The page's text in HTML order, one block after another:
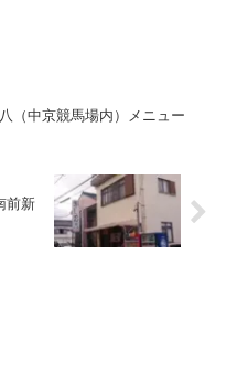
（中京競馬場内）メニュー
前新